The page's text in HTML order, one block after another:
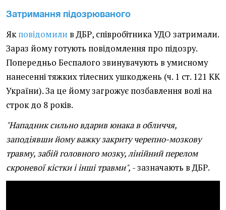
Затримання підозрюваного
Якповідомили в ДБР, співробітника УДО затримали.
Зараз йому готують повідомлення про підозру.
Попередньо Беспалого звинувачують в умисному
нанесенні тяжких тілесних ушкоджень (ч. 1 ст. 121 КК
України). За це йому загрожує позбавлення волі на
строк до 8 років.
"Нападник сильно вдарив юнака в обличчя,
заподіявши йому важку закриту черепно-мозкову
травму, забій головного мозку, лінійний перелом
скроневої кістки і інші травми", - зазначають в ДБР.